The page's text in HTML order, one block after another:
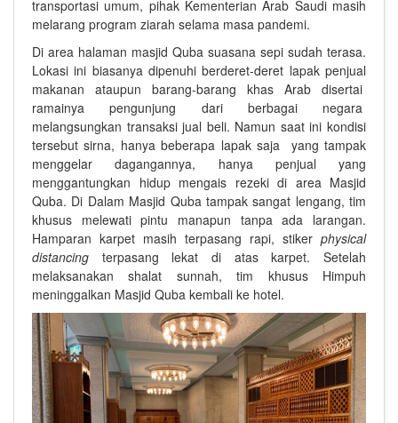
transportasi umum, pihak Kementerian Arab Saudi masih
melarang program ziarah selama masa pandemi.
Di area halaman masjid Quba suasana sepi sudah terasa.
Lokasi ini biasanya dipenuhi berderet-deret lapak penjual
makanan ataupun barang-barang khas Arab disertai
ramainya pengunjung dari berbagai negara
melangsungkan transaksi jual beli. Namun saat ini kondisi
tersebut sirna, hanya beberapa lapak saja yang tampak
menggelar dagangannya, hanya penjual yang
menggantungkan hidup mengais rezeki di area Masjid
Quba. Di Dalam Masjid Quba tampak sangat lengang, tim
khusus melewati pintu manapun tanpa ada larangan.
Hamparan karpet masih terpasang rapi, stiker physical
distancing terpasang lekat di atas karpet.Setelah
melaksanakan shalat sunnah, tim khusus Himpuh
meninggalkan Masjid Quba kembali ke hotel.